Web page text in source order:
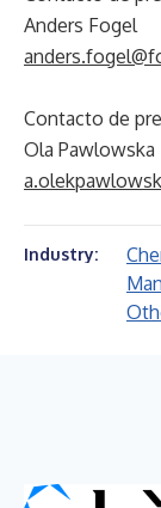
Anders Fogel
Contacto de
Ola Pawlowska
Industry: